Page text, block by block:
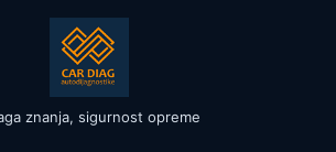
znanja, sigurnost opreme